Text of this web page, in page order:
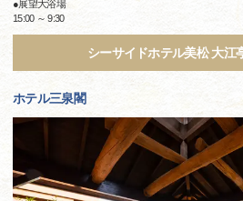
●展望大浴場
15:00 ～ 9:30
シーサイドホテル美松 大
ホテル三泉閣